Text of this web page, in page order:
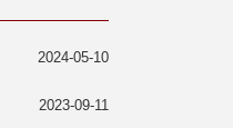
2024-05-10
2023-09-11